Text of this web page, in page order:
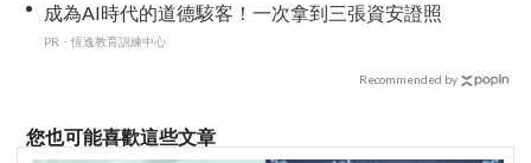
成為AI時代的道德駭客！一次拿到三張資安證照
PR・恆逸教育訓練中心
Recommended by
您也可能喜歡這些文章